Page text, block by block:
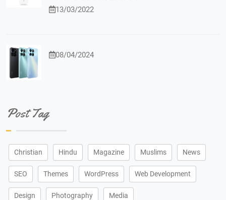
13/03/2022
08/04/2024
Post Tag
Christian Hindu Magazine Muslims News
SEO Themes WordPress Web Development
Design Photography Media